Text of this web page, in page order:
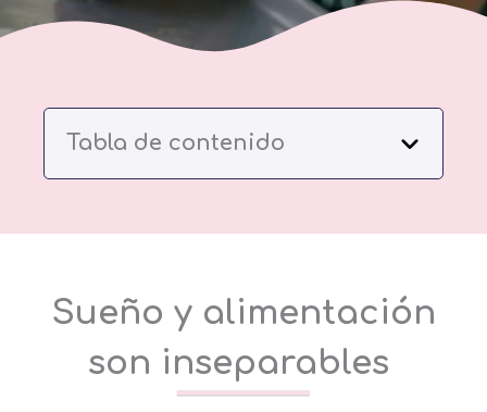
Tabla de contenido
Sueño y alimentación
son inseparables